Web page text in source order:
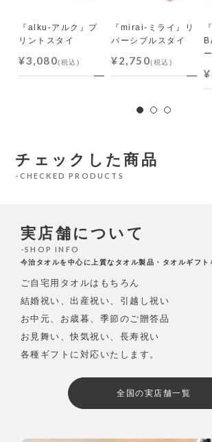
『alku-アルク』プ
リントスタイ
¥3,080(税込)
『mirai-ミライ』リ
バーシブルスタイ
¥2,750(税込)
チェックした商品
CHECKED PRODUCTS
実店舗について
SHOP INFO
今治タオルを中心に上質なタオル製品・タオルギフト
ご自宅用タオルはもちろん
結婚祝い、出産祝い、引越し祝い
お中元、お歳暮、季節のご贈答品
お見舞い、快気祝い、長寿祝い
各種ギフトに対応いたします。
全国の実店舗一覧